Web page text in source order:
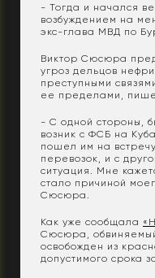
- Тогда и начался
возбуждением на
экс-глава МВД по
Виктор Сюсюра
угроз дельцов
преступными
ее пределами,
- С одной стороны,
возник с ФСБ на
пошел им на
перевозок, и с
ситуация. Мне
стало причиной
Сюсюра.
Как уже сообщала
Сюсюра,
освобожден из
допустимого срока